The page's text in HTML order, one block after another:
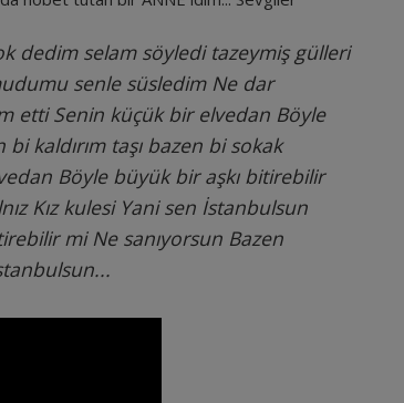
dedim selam söyledi tazeymiş gülleri
senle süsledim Ne dar
etti Senin küçük bir elvedan Böyle
bi kaldırım taşı bazen bi sokak
Böyle büyük bir aşkı bitirebilir
Kız kulesi Yani sen İstanbulsun
mi Ne sanıyorsun Bazen